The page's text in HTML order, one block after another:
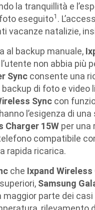
la tranquillità e
eseguito1 .
vacanze natalizie,
al backup manuale,
non abbia più
Sync consente una
di foto e video
Sync con
l’esigenza di
Charger 15W per una
compatibile
rapida ricarica.
che Ixpand Wireless
Samsung
maggior parte dei